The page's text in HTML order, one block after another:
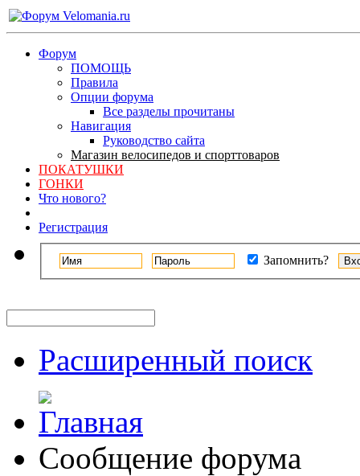
Форум
ПОМОЩЬ
Правила
Опции форума
Все разделы прочитаны
Навигация
Руководство сайта
Магазин велосипедов и спорттоваров
ПОКАТУШКИ
ГОНКИ
Что нового?
Регистрация
Запомнить?
Расширенный поиск
Сообщение форума